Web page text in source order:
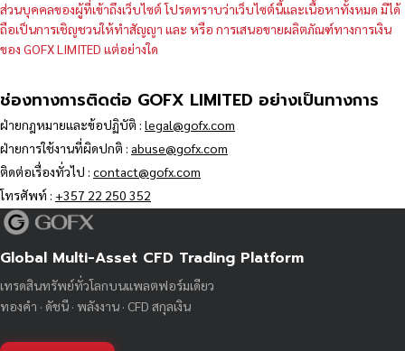
ส่วนบุคคลของผู้ที่เข้าถึงเว็บไซต์ โปรดทราบว่าเว็บไซต์นี้และเนื้อหาทั้งหมด มิได้
ถือเป็นการเชิญชวนให้ทำสัญญา และ หรือ การเสนอขายผลิตภัณฑ์ทางการเงิน
ของ GOFX LIMITED แต่อย่างใด
ช่องทางการติดต่อ GOFX LIMITED อย่างเป็นทางการ
ฝ่ายกฎหมายและข้อปฏิบัติ : legal@gofx.com
ฝ่ายการใช้งานที่ผิดปกติ : abuse@gofx.com
ติดต่อเรื่องทั่วไป : contact@gofx.com
โทรศัพท์ : +357 22 250 352
Global Multi-Asset CFD Trading Platform
เทรดสินทรัพย์ทั่วโลกบนแพลตฟอร์มเดียว
ทองคำ · ดัชนี · พลังงาน · CFD สกุลเงิน